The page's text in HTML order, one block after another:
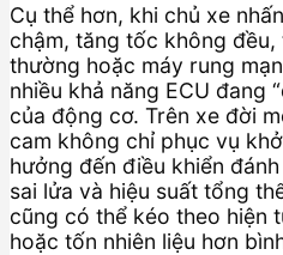
Cụ thể hơn, khi chủ xe
chậm, tăng tốc không
thường hoặc máy rung
nhiều khả năng ECU đang
của động cơ. Trên xe đời
cam không chỉ phục vụ
hưởng đến điều khiển
sai lửa và hiệu suất tổng
cũng có thể kéo theo hiện
hoặc tốn nhiên liệu hơn